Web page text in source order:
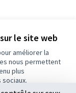
le site web
améliorer la
nous permettent
plus